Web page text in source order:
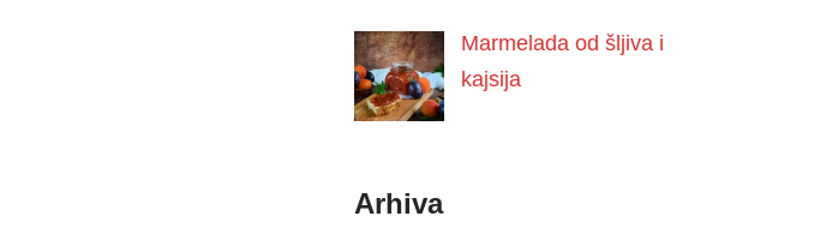
Marmelada od šljiva i
kajsija
Arhiva